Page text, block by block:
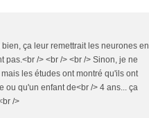
ça leur remettrait les neurones en
pas.<br /> <br /> <br /> Sinon, je ne
les études ont montré qu'ils ont
qu'un enfant de<br /> 4 ans... ça
/>